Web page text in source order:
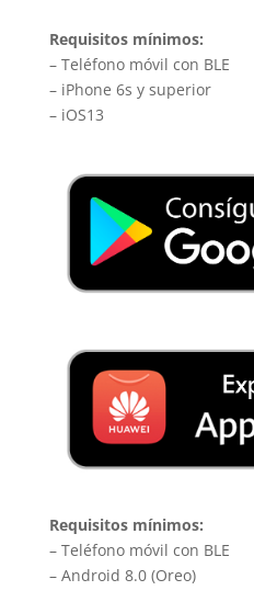
Requisitos mínimos:
– Teléfono móvil con BLE
– iPhone 6s y superior
– iOS13
Requisitos mínimos:
– Teléfono móvil con BLE
– Android 8.0 (Oreo)